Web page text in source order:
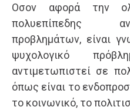
Οσον αφορά την
πολυεπίπεδης
προβλημάτων, είναι
ψυχολογικό
αντιμετωπιστεί σε
όπως είναι το
το κοινωνικό, το